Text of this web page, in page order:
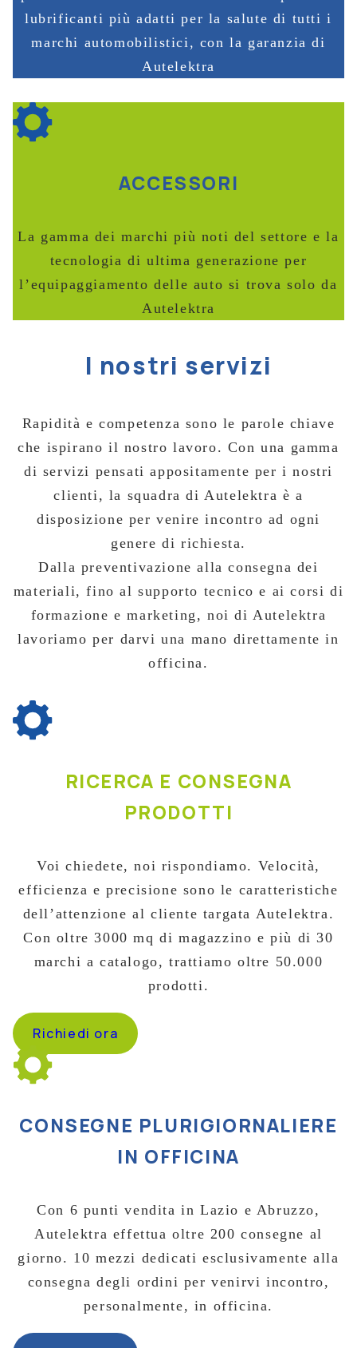
lubrificanti più adatti per la salute di tutti i
marchi automobilistici, con la garanzia di
Autelektra
ACCESSORI
La gamma dei marchi più noti del settore e la
tecnologia di ultima generazione per
l’equipaggiamento delle auto si trova solo da
Autelektra
I nostri servizi
Rapidità e competenza sono le parole chiave
che ispirano il nostro lavoro. Con una gamma
di servizi pensati appositamente per i nostri
clienti, la squadra di Autelektra è a
disposizione per venire incontro ad ogni
genere di richiesta.
Dalla preventivazione alla consegna dei
materiali, fino al supporto tecnico e ai corsi di
formazione e marketing, noi di Autelektra
lavoriamo per darvi una mano direttamente in
officina.
RICERCA E CONSEGNA
PRODOTTI
Voi chiedete, noi rispondiamo. Velocità,
efficienza e precisione sono le caratteristiche
dell’attenzione al cliente targata Autelektra.
Con oltre 3000 mq di magazzino e più di 30
marchi a catalogo, trattiamo oltre 50.000
prodotti.
Richiedi ora
CONSEGNE PLURIGIORNALIERE
IN OFFICINA
Con 6 punti vendita in Lazio e Abruzzo,
Autelektra effettua oltre 200 consegne al
giorno. 10 mezzi dedicati esclusivamente alla
consegna degli ordini per venirvi incontro,
personalmente, in officina.